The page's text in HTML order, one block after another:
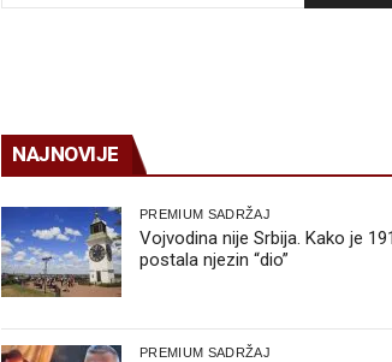
NAJNOVIJE
PREMIUM SADRŽAJ
Vojvodina nije Srbija. Kako je
postala njezin “dio”
PREMIUM SADRŽAJ